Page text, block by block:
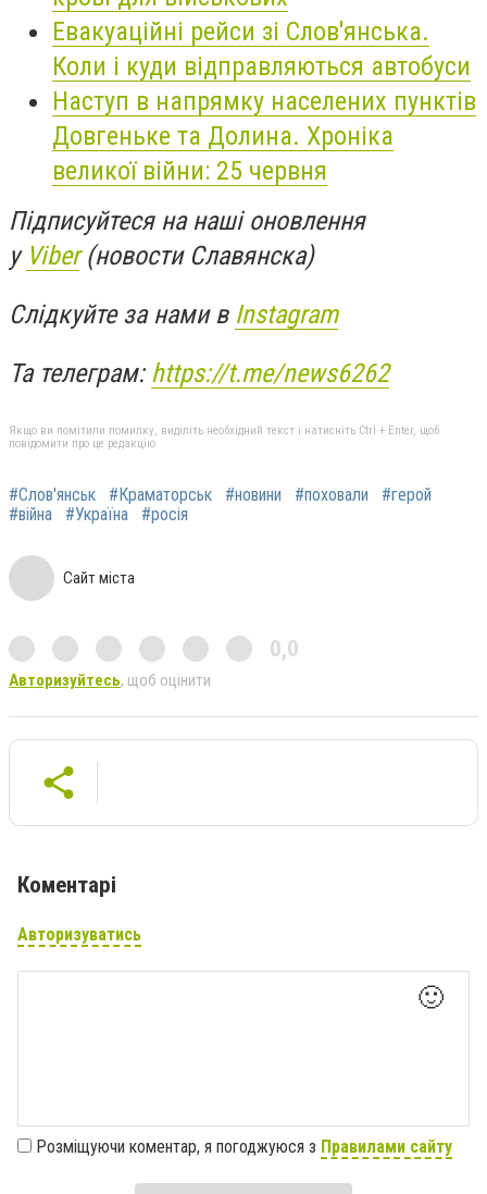
Евакуаційні рейси зі Слов'янська.
Коли і куди відправляються автобуси
Наступ в напрямку населених пунктів
Довгеньке та Долина. Хроніка
великої війни: 25 червня
Підписуйтеся на наші оновлення
у Viber(новости Славянска)
Слідкуйте за нами в Instagram
Та телеграм: https://t.me/news6262
Якщо ви помітили помилку, виділіть необхідний текст і натисніть Ctrl + Enter, щоб
повідомити про це редакцію
#Слов'янськ #Краматорськ #новини #поховали
#герой
#війна
#Україна #росія
Сайт міста
0,0
Авторизуйтесь, щоб оцінити
Коментарі
Авторизуватись
🙂
Розміщуючи коментар, я погоджуюся з Правилами сайту